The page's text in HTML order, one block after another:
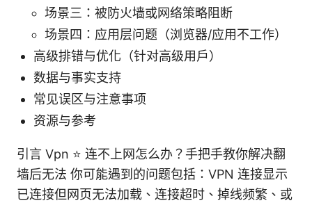
场景三：被防火墙或网络策略阻断
场景四：应用层问题（浏览器/应用不工作）
高级排错与优化（针对高级用户）
数据与事实支持
常见误区与注意事项
资源与参考
引言 Vpn ⭐ 连不上网怎么办？手把手教你解决翻
墙后无法 你可能遇到的问题包括：VPN 连接显示
已连接但网页无法加载、连接超时、掉线频繁、或